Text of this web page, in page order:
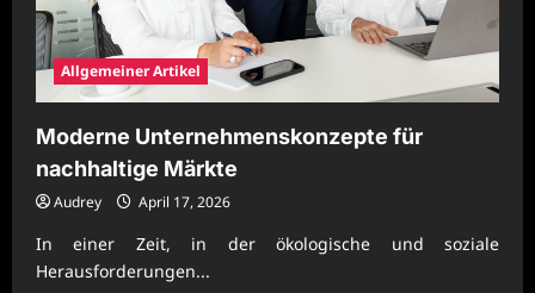
Allgemeiner Artikel
Moderne Unternehmenskonzepte für
nachhaltige Märkte
Audrey April 17, 2026
In einer Zeit, in der ökologische und soziale
Herausforderungen...